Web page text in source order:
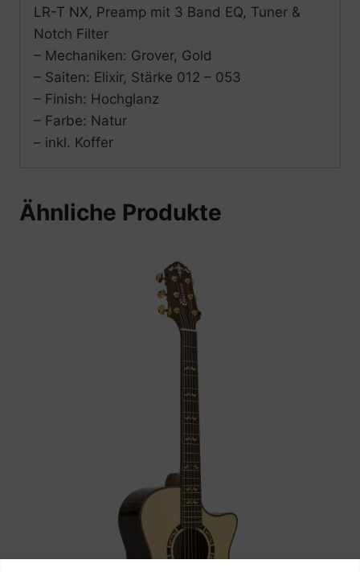
LR-T NX, Preamp mit 3 Band EQ, Tuner &
Notch Filter
– Mechaniken: Grover, Gold
– Saiten: Elixir, Stärke 012 – 053
– Finish: Hochglanz
– Farbe: Natur
– inkl. Koffer
Ähnliche Produkte